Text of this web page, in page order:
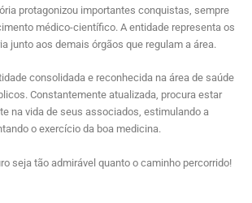
protagonizou importantes conquistas, sempre
médico-científico. A entidade representa os
junto aos demais órgãos que regulam a área.
consolidada e reconhecida na área de saúde
Constantemente atualizada, procura estar
na vida de seus associados, estimulando a
o exercício da boa medicina.
seja tão admirável quanto o caminho percorrido!